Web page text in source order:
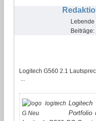
Lebende
Beiträge:
Logitech G560 2.1
Portfolio